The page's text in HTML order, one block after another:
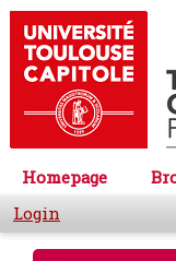
Homepage
Login